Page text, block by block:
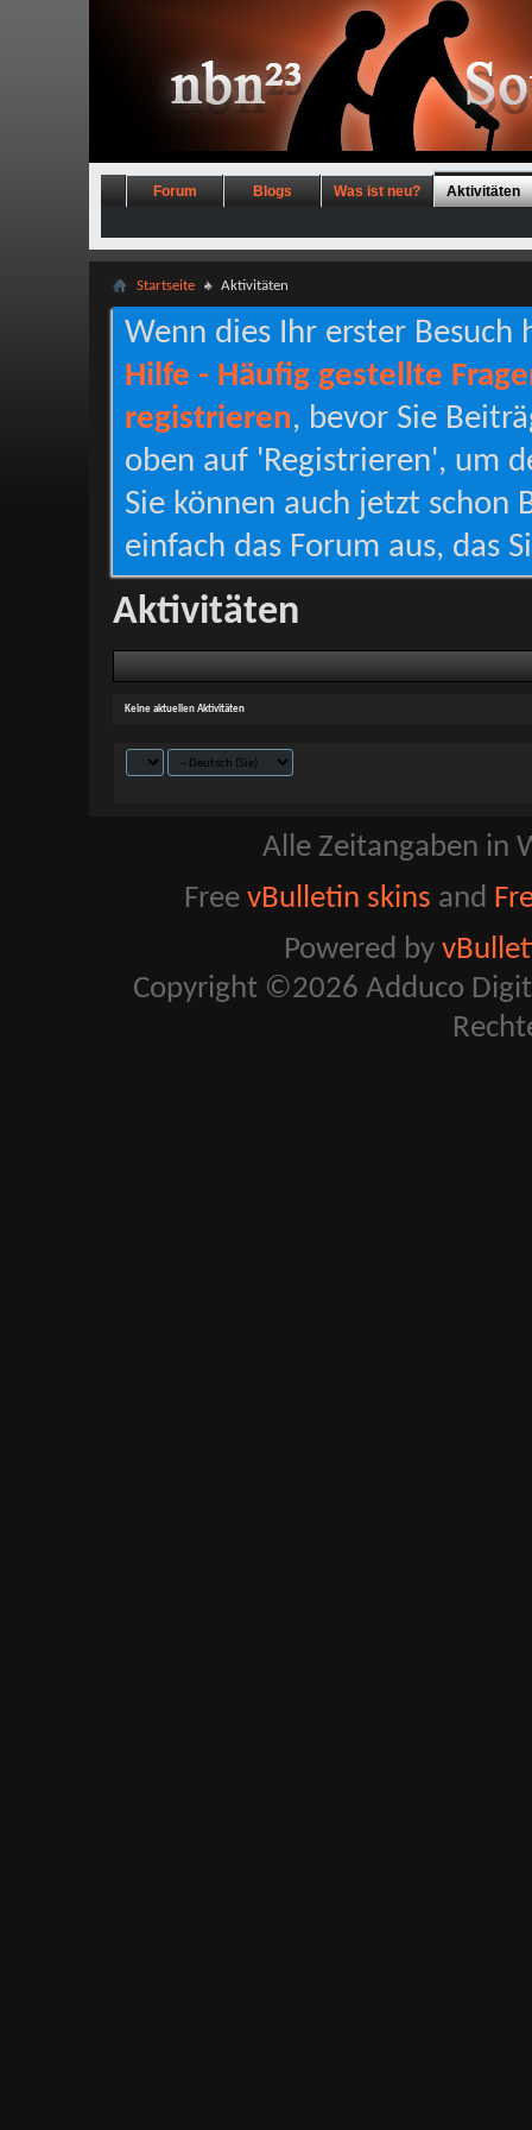
Forum Blogs Was ist neu? Aktivitäten
Startseite Aktivitäten
Wenn dies Ihr erster Besuch
Hilfe - Häufig gestellte
registrieren, bevor Sie
oben auf 'Registrieren', um
Sie können auch jetzt schon
einfach das Forum aus, das
Aktivitäten
Keine aktuellen Aktivitäten
Alle Zeitangaben in
Free vBulletin skins and
Powered by
Copyright ©2026 Adduco